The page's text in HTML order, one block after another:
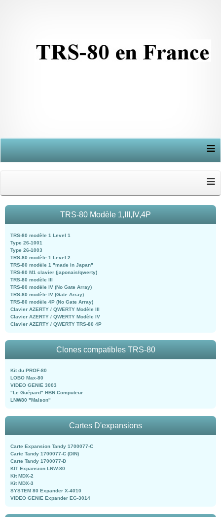
≡
≡
TRS-80 Modèle 1,III,IV,4P
TRS-80 modèle 1 Level 1
Type 26-1001
Type 26-1003
TRS-80 modèle 1 Level 2
TRS-80 modèle 1 "made in Japan"
TRS-80 M1 clavier (japonais/qwerty)
TRS-80 modèle III
TRS-80 modèle IV (No Gate Array)
TRS-80 modèle IV (Gate Array)
TRS-80 modèle 4P (No Gate Array)
Clavier AZERTY / QWERTY Modèle III
Clavier AZERTY / QWERTY Modèle IV
Clavier AZERTY / QWERTY TRS-80 4P
Clones compatibles TRS-80
Kit du PROF-80
LOBO Max-80
VIDEO GENIE 3003
"Le Guépard" HBN Computeur
LNW80 "Maison"
Cartes D'expansions
Carte Expansion Tandy 1700077-C
Carte Tandy 1700077-C (DIN)
Carte Tandy 1700077-D
KIT Expansion LNW-80
Kit MDX-2
Kit MDX-3
SYSTEM 80 Expander X-4010
VIDEO GENIE Expander EG-3014